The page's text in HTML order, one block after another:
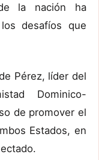
la nación ha
desafíos que
Pérez, líder del
Dominico-
de promover el
Estados, en